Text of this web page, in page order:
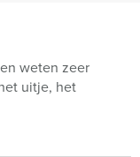
weten zeer
uitje, het